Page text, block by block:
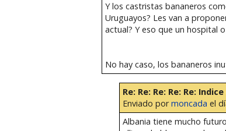
Y los castristas bananeros
Uruguayos? Les van a
actual? Y eso que un hospital
No hay caso, los bananeros
Re: Re: Re: Re: Re:
Enviado pormoncada el
Albania tiene mucho